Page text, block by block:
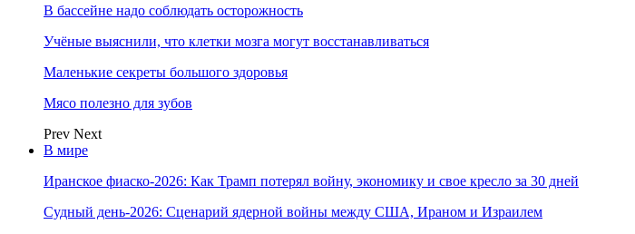
В бассейне надо соблюдать осторожность
Учёные выяснили, что клетки мозга могут восстанавливаться
Маленькие секреты большого здоровья
Мясо полезно для зубов
Prev Next
В мире
Иранское фиаско-2026: Как Трамп потерял войну, экономику и свое кресло за 30 дней
Судный день-2026: Сценарий ядерной войны между США, Ираном и Израилем